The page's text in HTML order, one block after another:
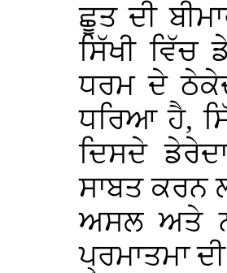
ਛੂਤ ਦੀ
ਸਿੱਖੀ ਵਿੱਚ
ਧਰਮ ਦੇ
ਧਰਿਆ ਹੈ,
ਦਿਸਦੇ
ਸਾਬਤ ਕਰਨ
ਅਸਲ ਅਤੇ
ਪ੍ਰਮਾਤਮਾ